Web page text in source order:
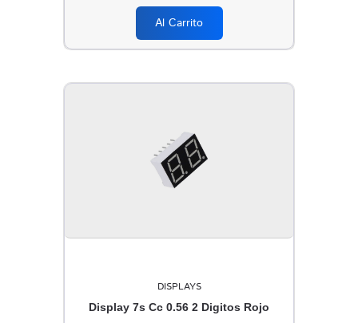
Al Carrito
DISPLAYS
Display 7s Cc 0.56 2 Digitos Rojo